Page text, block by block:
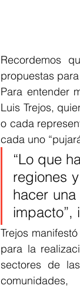
Recordemos
propuestas
Para entender
Luis Trejos,
o cada
cada uno
“Lo que
regiones
hacer
impacto”,
Trejos
para la
sectores de
comunidades,